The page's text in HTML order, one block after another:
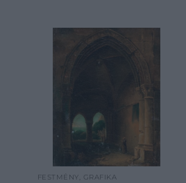
FESTMÉNY, GRAFIKA